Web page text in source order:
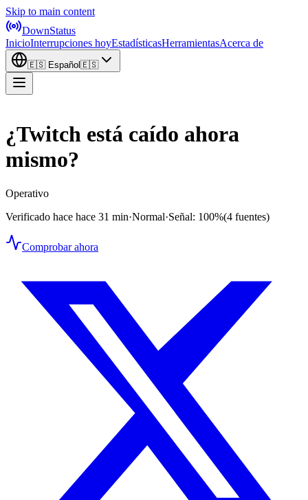
Skip to main content
DownStatus
InicioInterrupciones hoyEstadísticasHerramientasAcerca de
🇪🇸 Español 🇪🇸
¿Twitch está caído ahora
mismo?
Operativo
Verificado hace hace 31 min·Normal·Señal: 100%(4 fuentes)
Comprobar ahora